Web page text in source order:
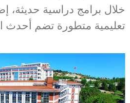
خلال برامج دراسية حديثة،
تعليمية متطورة تضم أحدث